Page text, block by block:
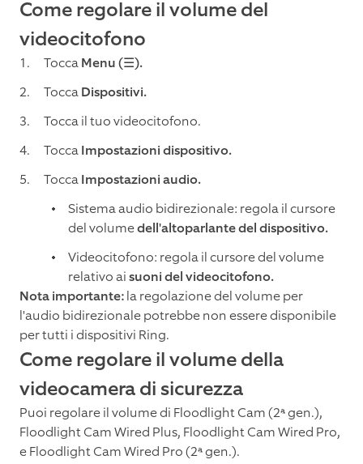
Come regolare il volume del
videocitofono
ToccaMenu (☰).
ToccaDispositivi.
Tocca il tuo videocitofono.
ToccaImpostazioni dispositivo.
ToccaImpostazioni audio.
Sistema audio bidirezionale: regola il cursore
del volumedell'altoparlante del dispositivo.
Videocitofono: regola il cursore del volume
relativo aisuoni del videocitofono.
Nota importante:la regolazione del volume per
l'audio bidirezionale potrebbe non essere disponibile
per tutti i dispositivi Ring.
Come regolare il volume della
videocamera di sicurezza
Puoi regolare il volume di Floodlight Cam (2ª gen.),
Floodlight Cam Wired Plus, Floodlight Cam Wired Pro,
eFloodlight Cam Wired Pro (2ª gen.).